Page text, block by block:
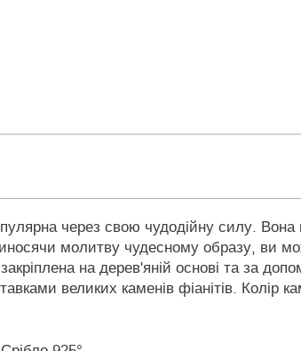
через свою чудодійну силу. Вона
молитву чудесному образу, ви
на дерев'яній основі та за
великих каменів фіанітів. Колір